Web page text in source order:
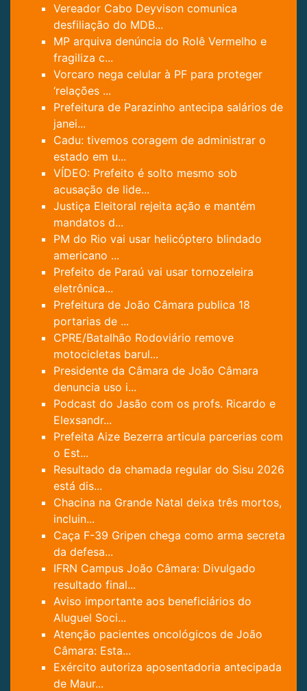
Vereador Cabo Deyvison comunica
desfiliação do MDB...
MP arquiva denúncia do Rolê Vermelho e
fragiliza c...
Vorcaro nega celular à PF para proteger
‘relações ...
Prefeitura de Parazinho antecipa salários de
janei...
Cadu: tivemos coragem de administrar o
estado em u...
VÍDEO: Prefeito é solto mesmo sob
acusação de lide...
Justiça Eleitoral rejeita ação e mantém
mandatos d...
PM do Rio vai usar helicóptero blindado
americano ...
Prefeito de Paraú vai usar tornozeleira
eletrônica...
Prefeitura de João Câmara publica 18
portarias de ...
CPRE/Batalhão Rodoviário remove
motocicletas barul...
Presidente da Câmara de João Câmara
denuncia uso i...
Podcast do Jasão com os profs. Ricardo e
Elexsandr...
Prefeita Aize Bezerra articula parcerias com
o Est...
Resultado da chamada regular do Sisu 2026
está dis...
Chacina na Grande Natal deixa três mortos,
incluin...
Caça F-39 Gripen chega como arma secreta
da defesa...
IFRN Campus João Câmara: Divulgado
resultado final...
Aviso importante aos beneficiários do
Aluguel Soci...
Atenção pacientes oncológicos de João
Câmara: Esta...
Exército autoriza aposentadoria antecipada
de Maur...